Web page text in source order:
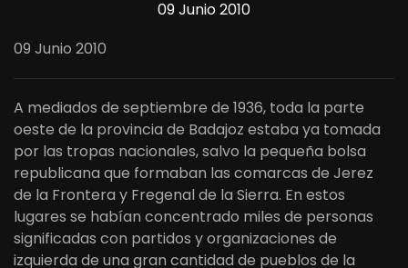
09 Junio 2010
09 Junio 2010
A mediados de septiembre de 1936, toda la parte
oeste de la provincia de Badajoz estaba ya tomada
por las tropas nacionales, salvo la pequeña bolsa
republicana que formaban las comarcas de Jerez
de la Frontera y Fregenal de la Sierra. En estos
lugares se habían concentrado miles de personas
significadas con partidos y organizaciones de
izquierda de una gran cantidad de pueblos de la